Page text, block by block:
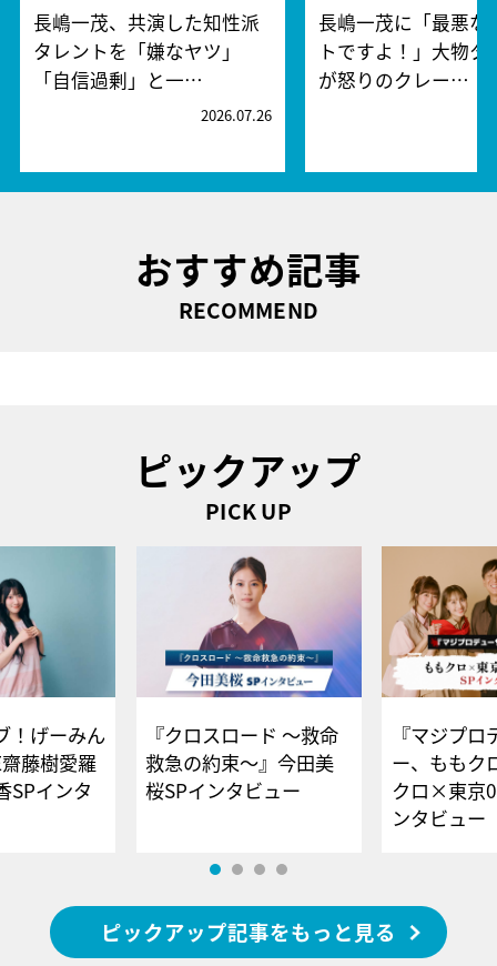
長嶋一茂、共演した知性派
タレントを「嫌なヤツ」
「自信過剰」と一…
2026.07.26
長嶋一茂に「最悪な
トですよ！」大物タ
が怒りのクレー…
おすすめ記事
RECOMMEND
ピックアップ
PICK UP
！げーみん
藤樹愛羅
SPインタ
『クロスロード ～救命
救急の約束～』今田美
桜SPインタビュー
『マジプロ
ー、ももク
クロ×東京
ンタビュー
ピックアップ記事をもっと見る